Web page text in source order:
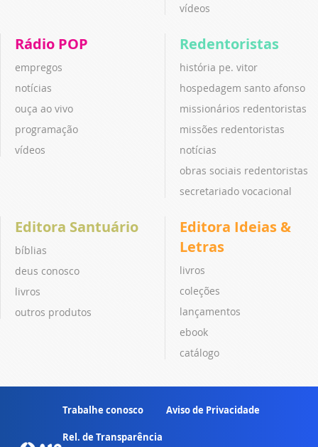
vídeos
Rádio POP
empregos
notícias
ouça ao vivo
programação
vídeos
Redentoristas
história pe. vitor
hospedagem santo afonso
missionários redentoristas
missões redentoristas
notícias
obras sociais redentoristas
secretariado vocacional
Editora Santuário
bíblias
deus conosco
livros
outros produtos
Editora Ideias &
Letras
livros
coleções
lançamentos
ebook
catálogo
Trabalhe conosco Aviso de Privacidade
Rel. de Transparência